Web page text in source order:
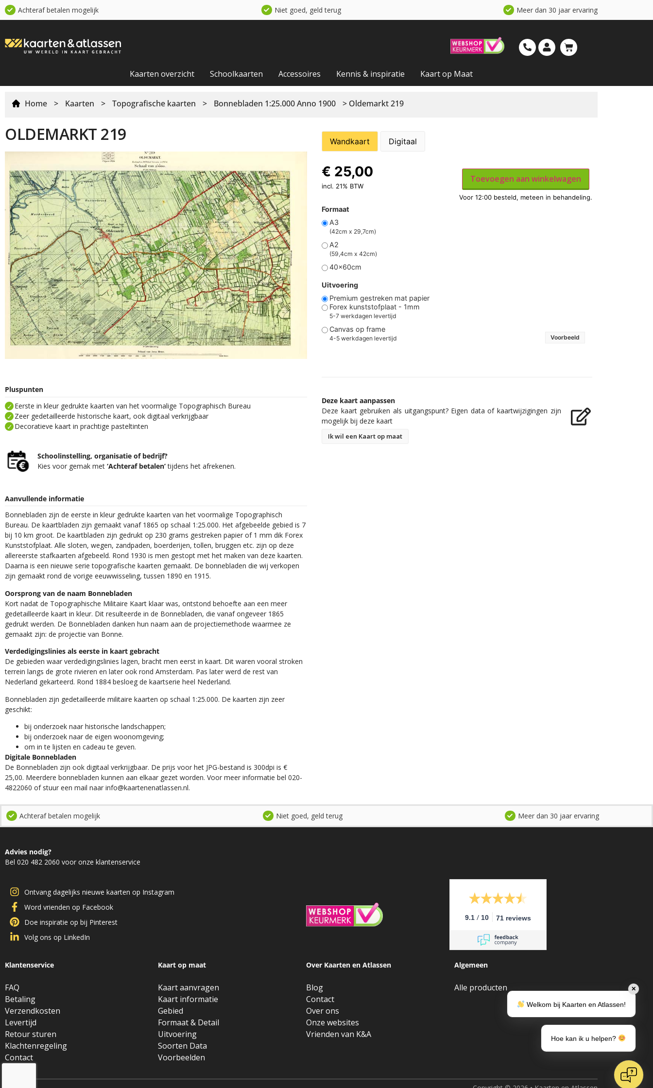
Achteraf betalen mogelijk Niet goed, geld terug Meer dan 30 jaar ervaring
Kaarten overzicht Schoolkaarten Accessoires Kennis & inspiratie Kaart op Maat
Home > Kaarten > Topografische kaarten > Bonnebladen 1:25.000 Anno 1900 > Oldemarkt 219
OLDEMARKT 219
Pluspunten
Eerste in kleur gedrukte kaarten van het voormalige Topographisch Bureau
Zeer gedetailleerde historische kaart, ook digitaal verkrijgbaar
Decoratieve kaart in prachtige pasteltinten
Schoolinstelling, organisatie of bedrijf?
Kies voor gemak met‘Achteraf betalen’tijdens het afrekenen.
Aanvullende informatie
Bonnebladen zijn de eerste in kleur gedrukte kaarten van het voormalige Topographisch
Bureau. De kaartbladen zijn gemaakt vanaf 1865 op schaal 1:25.000. Het afgebeelde gebied is 7
bij 10 km groot. De kaartbladen zijn gedrukt op 230 grams gestreken papier of 1 mm dik Forex
Kunststofplaat. Alle sloten, wegen, zandpaden, boerderijen, tollen, bruggen etc. zijn op deze
allereerste stafkaarten afgebeeld. Rond 1930 is men gestopt met het maken van deze kaarten.
Daarna is een nieuwe serie topografische kaarten gemaakt. De bonnebladen die wij verkopen
zijn gemaakt rond de vorige eeuwwisseling, tussen 1890 en 1915.
Oorsprong van de naam Bonnebladen
Kort nadat de Topographische Militaire Kaart klaar was, ontstond behoefte aan een meer
gedetailleerde kaart in kleur. Dit resulteerde in de Bonnebladen, die vanaf ongeveer 1865
gedrukt werden. De Bonnebladen danken hun naam aan de projectiemethode waarmee ze
gemaakt zijn: de projectie van Bonne.
Verdedigingslinies als eerste in kaart gebracht
De gebieden waar verdedigingslinies lagen, bracht men eerst in kaart. Dit waren vooral stroken
terrein langs de grote rivieren en later ook rond Amsterdam. Pas later werd de rest van
Nederland gekarteerd. Rond 1884 besloeg de kaartserie heel Nederland.
Bonnebladen zijn gedetailleerde militaire kaarten op schaal 1:25.000. De kaarten zijn zeer
geschikt:​
​bij onderzoek naar historische landschappen;
bij onderzoek naar de eigen woonomgeving;
om in te lijsten en cadeau te geven.
Digitale Bonnebladen
De Bonnebladen zijn ook digitaal verkrijgbaar. De prijs voor het JPG-bestand is 300dpi is €
25,00. Meerdere bonnebladen kunnen aan elkaar gezet worden. Voor meer informatie bel 020-
4822060 of stuur een mail naar info@kaartenenatlassen.nl.
Wandkaart Digitaal
Formaat
A3
(42cm x 29,7cm)
A2
(59,4cm x 42cm)
40x60cm
Uitvoering
Premium gestreken mat papier
Forex kunststofplaat - 1mm
5-7 werkdagen levertijd
Canvas op frame
4-5 werkdagen levertijd Voorbeeld
€ 25,00
incl. 21% BTW
Toevoegen aan winkelwagen
Deze kaart aanpassen
Deze kaart gebruiken als uitgangspunt? Eigen data of kaartwijzigingen zijn
mogelijk bij deze kaart
Ik wil een Kaart op maat
Achteraf betalen mogelijk Niet goed, geld terug Meer dan 30 jaar ervaring
Advies nodig?
Bel 020 482 2060 voor onze klantenservice
Ontvang dagelijks nieuwe kaarten op Instagram
Word vrienden op Facebook
Doe inspiratie op bij Pinterest
Volg ons op LinkedIn
9.1 / 10 71 reviews
Klantenservice
FAQ
Betaling
Verzendkosten
Levertijd
Retour sturen
Klachtenregeling
Contact
Kaart op maat
Kaart aanvragen
Kaart informatie
Gebied
Formaat & Detail
Uitvoering
Soorten Data
Voorbeelden
Over Kaarten en Atlassen
Blog
Contact
Over ons
Onze websites
Vrienden van K&A
Algemeen
Alle producten ✕
Welkom bij Kaarten en Atlassen!
Hoe kan ik u helpen?